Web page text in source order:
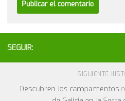
SEGUIR:
SIGUIENTE
Descubren los campamentos